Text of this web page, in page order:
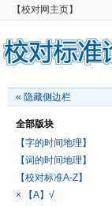
【校对网主页】
« 隐藏侧边栏
全部版块
【字的时间地理】
【词的时间地理】
【校对标准A-Z】
× 【A】√